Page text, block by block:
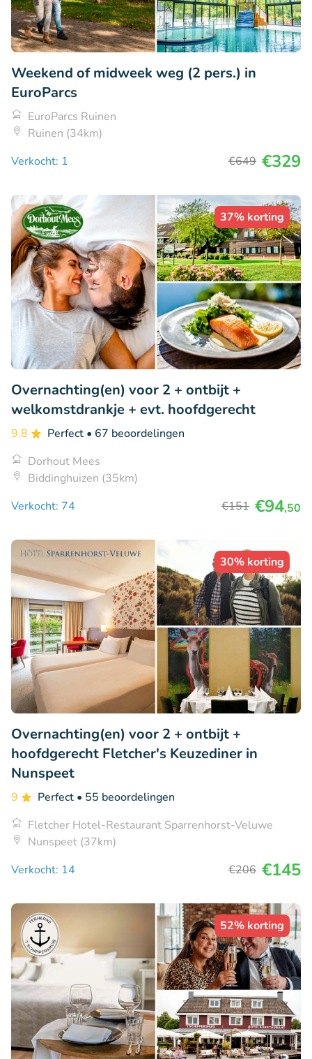
Weekend of midweek weg (2 pers.) in
EuroParcs
EuroParcs Ruinen
Ruinen (34km)
Verkocht: 1
€649 €329
37% korting
Overnachting(en) voor 2 + ontbijt +
welkomstdrankje + evt. hoofdgerecht
9.8 Perfect • 67 beoordelingen
Dorhout Mees
Biddinghuizen (35km)
Verkocht: 74
€151 €94,50
30% korting
Overnachting(en) voor 2 + ontbijt +
hoofdgerecht Fletcher's Keuzediner in
Nunspeet
9 Perfect • 55 beoordelingen
Fletcher Hotel-Restaurant Sparrenhorst-Veluwe
Nunspeet (37km)
Verkocht: 14
€206 €145
52% korting